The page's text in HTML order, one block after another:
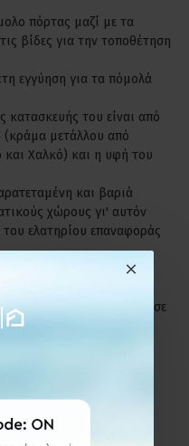
πόρτας μαζί με τα
βίδες για την τοποθέτηση
εγγύηση για τα πόμολά
κατασκευής του είναι από
(κράμα μετάλλου από
και Χαλκό) και η υφή του
και βαριά
χώρους γι' αυτόν
ελατηρίου επαναφοράς
καυστικά ή
των προϊόντων. Στεγνό
να παραμείνει το προϊόν σε